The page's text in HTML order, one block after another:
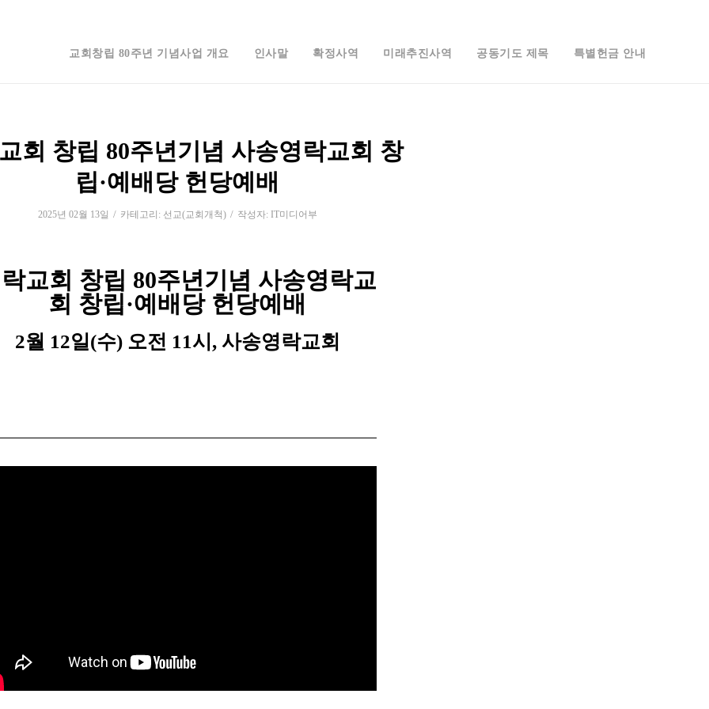
교회창립 80주년 기념사업 개요 인사말 확정사역 미래추진사역 공동기도 제목 특별헌금 안내
회 창립 80주년기념 사송영락교회 창
립·예배당 헌당예배
2025년 02월 13일 / 카테고리: 선교(교회개척) / 작성자: IT미디어부
교회 창립 80주년기념 사송영락교
회 창립·예배당 헌당예배
2월 12일(수) 오전 11시, 사송영락교회